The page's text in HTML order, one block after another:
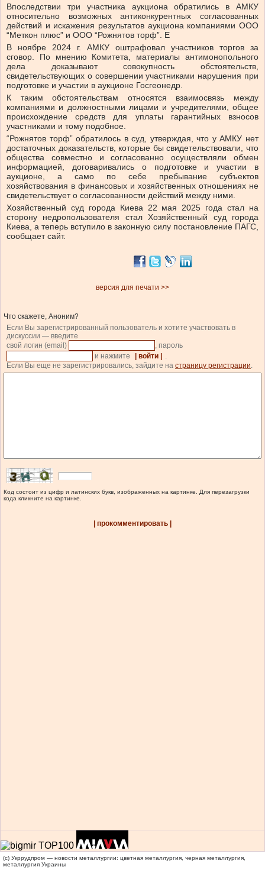
Впоследствии три участника аукциона обратились в АМКУ
относительно возможных антиконкурентных согласованных
действий и искажения результатов аукциона компаниями ООО
“Меткон плюс” и ООО “Рожнятов торф”. E
В ноябре 2024 г. АМКУ оштрафовал участников торгов за
сговор. По мнению Комитета, материалы антимонопольного
дела доказывают совокупность обстоятельств,
свидетельствующих о совершении участниками нарушения при
подготовке и участии в аукционе Госгеонедр.
К таким обстоятельствам относятся взаимосвязь между
компаниями и должностными лицами и учредителями, общее
происхождение средств для уплаты гарантийных взносов
участниками и тому подобное.
“Рожнятов торф” обратилось в суд, утверждая, что у АМКУ нет
достаточных доказательств, которые бы свидетельствовали, что
общества совместно и согласованно осуществляли обмен
информацией, договаривались о подготовке и участии в
аукционе, а само по себе пребывание субъектов
хозяйствования в финансовых и хозяйственных отношениях не
свидетельствует о согласованности действий между ними.
Хозяйственный суд города Киева 22 мая 2025 года стал на
сторону недропользователя стал Хозяйственный суд города
Киева, а теперь вступило в законную силу постановление ПАГС,
сообщает сайт.
версия для печати >>
Что скажете, Аноним?
Если Вы зарегистрированный пользователь и хотите участвовать в
дискуссии — введите
свой логин (email)
, пароль
и нажмите
| войти |
.
Если Вы еще не зарегистрировались, зайдите на страницу регистрации.
Код состоит из цифр и латинских букв, изображенных на картинке. Для перезагрузки
кода кликните на картинке.
| прокомментировать |
(c) Укррудпром — новости металлургии: цветная металлургия, черная металлургия,
металлургия Украины